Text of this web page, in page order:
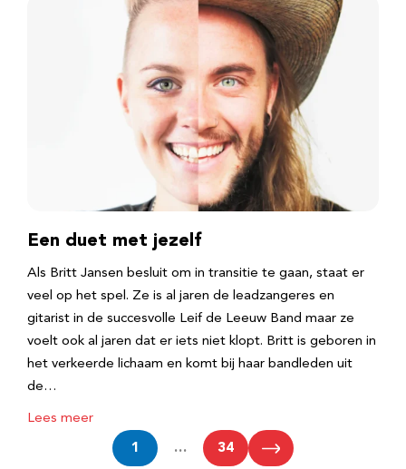
Een duet met jezelf
Als Britt Jansen besluit om in transitie te gaan, staat er
veel op het spel. Ze is al jaren de leadzangeres en
gitarist in de succesvolle Leif de Leeuw Band maar ze
voelt ook al jaren dat er iets niet klopt. Britt is geboren in
het verkeerde lichaam en komt bij haar bandleden uit
de…
Lees meer
1 … 34